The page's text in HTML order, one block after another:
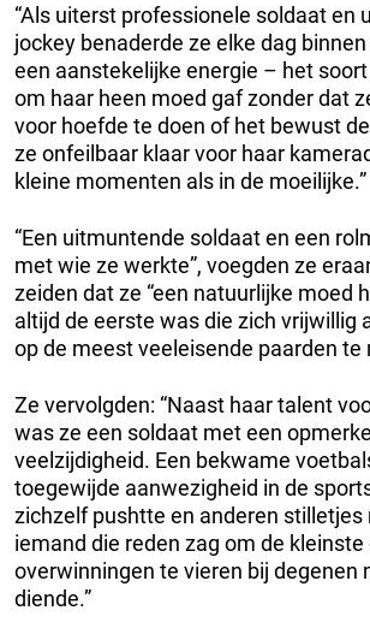
“Als uiterst professionele soldaat en
jockey benaderde ze elke dag
een aanstekelijke energie – het
om haar heen moed gaf zonder dat
voor hoefde te doen of het bewust
ze onfeilbaar klaar voor haar
kleine momenten als in de moeilijke.”
“Een uitmuntende soldaat en een
met wie ze werkte”, voegden ze
zeiden dat ze “een natuurlijke moed
altijd de eerste was die zich vrijwillig
op de meest veeleisende paarden te
Ze vervolgden: “Naast haar talent
was ze een soldaat met een
veelzijdigheid. Een bekwame
toegewijde aanwezigheid in de
zichzelf pushtte en anderen stilletjes
iemand die reden zag om de kleinste
overwinningen te vieren bij degenen
diende.”